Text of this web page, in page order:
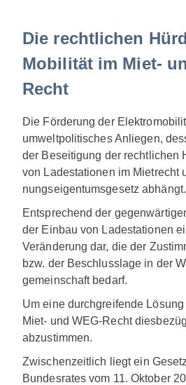
Die rechtlichen
Mobilität im Miet-
Recht
Die Förderung der
umweltpolitisches Anliegen,
der Beseitigung der rechtlichen
von Ladestationen im Mietrecht
nungseigentumsgesetz abhängt.
Entsprechend der
der Einbau von Ladestationen
Veränderung dar, die der
bzw. der Beschlusslage in der
gemeinschaft bedarf.
Um eine durchgreifende
Miet- und WEG-Recht
abzustimmen.
Zwischenzeitlich liegt ein
Bundesrates vom 11. Oktober